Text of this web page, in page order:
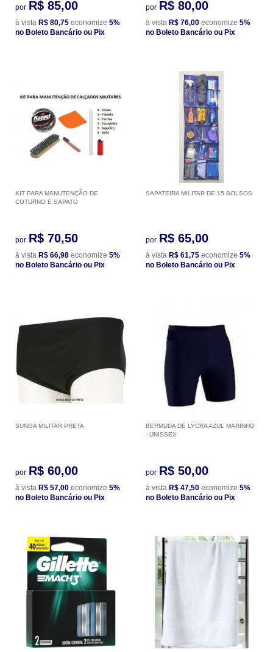
por R$ 85,00
à vista R$ 80,75 economize 5%
no Boleto Bancário ou Pix
por R$ 80,00
à vista R$ 76,00 economize 5%
no Boleto Bancário ou Pix
KIT PARA MANUTENÇÃO DE
COTURNO E SAPATO
por R$ 70,50
à vista R$ 66,98 economize 5%
no Boleto Bancário ou Pix
SAPATEIRA MILITAR DE 15 BOLSOS
por R$ 65,00
à vista R$ 61,75 economize 5%
no Boleto Bancário ou Pix
SUNGA MILITAR PRETA
por R$ 60,00
à vista R$ 57,00 economize 5%
no Boleto Bancário ou Pix
BERMUDA DE LYCRA AZUL MARINHO
- UNISSEX
por R$ 50,00
à vista R$ 47,50 economize 5%
no Boleto Bancário ou Pix